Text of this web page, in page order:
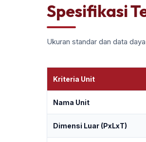
Spesifikasi
Ukuran standar dan data
Kriteria Unit
Nama Unit
Dimensi Luar (PxLxT)